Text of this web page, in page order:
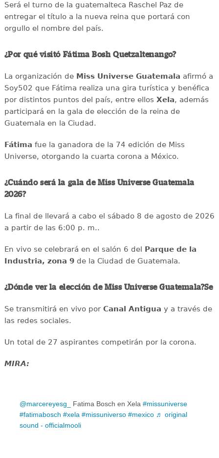
Será el turno de la guatemalteca Raschel Paz de
entregar el título a la nueva reina que portará con
orgullo el nombre del país.
¿Por qué visitó Fátima Bosh Quetzaltenango?
La organización de Miss Universe Guatemala afirmó a
Soy502 que Fátima realiza una gira turística y benéfica
por distintos puntos del país, entre ellos Xela, además
participará en la gala de elección de la reina de
Guatemala en la Ciudad.
Fátima fue la ganadora de la 74 edición de Miss
Universe, otorgando la cuarta corona a México.
¿Cuándo será la gala de Miss Universe Guatemala
2026?
La final de llevará a cabo el sábado 8 de agosto de 2026
a partir de las 6:00 p. m..
En vivo se celebrará en el salón 6 del Parque de la
Industria, zona 9de la Ciudad de Guatemala.
¿Dónde ver la elección de Miss Universe Guatemala?Se
Se transmitirá en vivo porCanal Antigua y a través de
las redes sociales.
Un total de 27 aspirantes competirán por la corona.
MIRA:
@marcereyesg_ Fatima Bosch en Xela #missuniverse
#fatimabosch #xela #missuniverso #mexico ♬ original
sound - officialmooli